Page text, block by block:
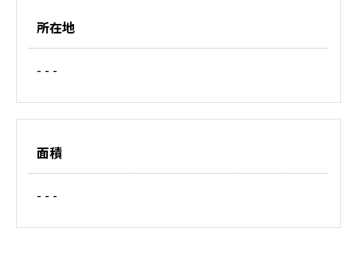
所在地
- - -
面積
- - -